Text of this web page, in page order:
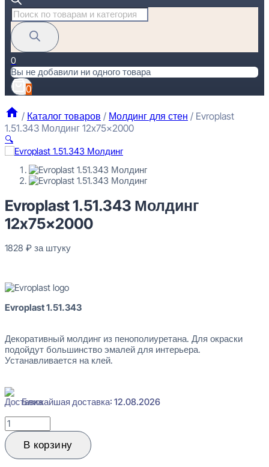
Поиск
товаров
0
Вы не добавили ни одного товара
0
/ Каталог товаров / Молдинг для стен / Evroplast
1.51.343 Молдинг 12x75x2000
🔍
1828₽ за штуку
Перейти в избранное
Evroplast 1.51.343 Молдинг
12x75x2000
1828 ₽ за штуку
Evroplast 1.51.343
Декоративный молдинг из пенополиуретана. Для окраски
подойдут большинство эмалей для интерьера.
Устанавливается на клей.
Ближайшая доставка: 12.08.2026
Количество
товара
Evroplast
1.51.343
В корзину